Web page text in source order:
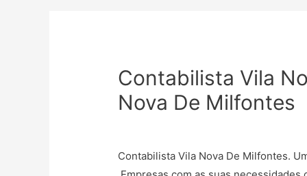
Contabilista Vila
Nova De Milfontes
Contabilista Vila Nova De Milfontes.